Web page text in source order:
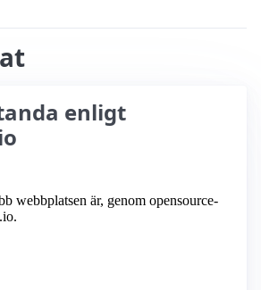
enligt
webbplatsen är, genom opensource-